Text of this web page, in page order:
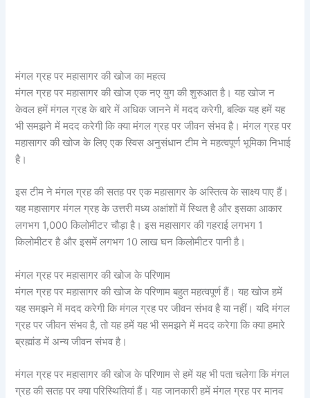
मंगल ग्रह पर महासागर की खोज का महत्व
मंगल ग्रह पर महासागर की खोज एक नए युग की शुरुआत है। यह खोज न
केवल हमें मंगल ग्रह के बारे में अधिक जानने में मदद करेगी, बल्कि यह हमें यह
भी समझने में मदद करेगी कि क्या मंगल ग्रह पर जीवन संभव है। मंगल ग्रह पर
महासागर की खोज के लिए एक स्विस अनुसंधान टीम ने महत्वपूर्ण भूमिका निभाई
है।
इस टीम ने मंगल ग्रह की सतह पर एक महासागर के अस्तित्व के साक्ष्य पाए हैं।
यह महासागर मंगल ग्रह के उत्तरी मध्य अक्षांशों में स्थित है और इसका आकार
लगभग 1,000 किलोमीटर चौड़ा है। इस महासागर की गहराई लगभग 1
किलोमीटर है और इसमें लगभग 10 लाख घन किलोमीटर पानी है।
मंगल ग्रह पर महासागर की खोज के परिणाम
मंगल ग्रह पर महासागर की खोज के परिणाम बहुत महत्वपूर्ण हैं। यह खोज हमें
यह समझने में मदद करेगी कि मंगल ग्रह पर जीवन संभव है या नहीं। यदि मंगल
ग्रह पर जीवन संभव है, तो यह हमें यह भी समझने में मदद करेगा कि क्या हमारे
ब्रह्मांड में अन्य जीवन संभव है।
मंगल ग्रह पर महासागर की खोज के परिणाम से हमें यह भी पता चलेगा कि मंगल
ग्रह की सतह पर क्या परिस्थितियां हैं। यह जानकारी हमें मंगल ग्रह पर मानव